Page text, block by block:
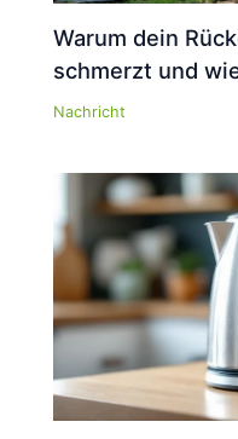
Warum dein
schmerzt und
Nachricht